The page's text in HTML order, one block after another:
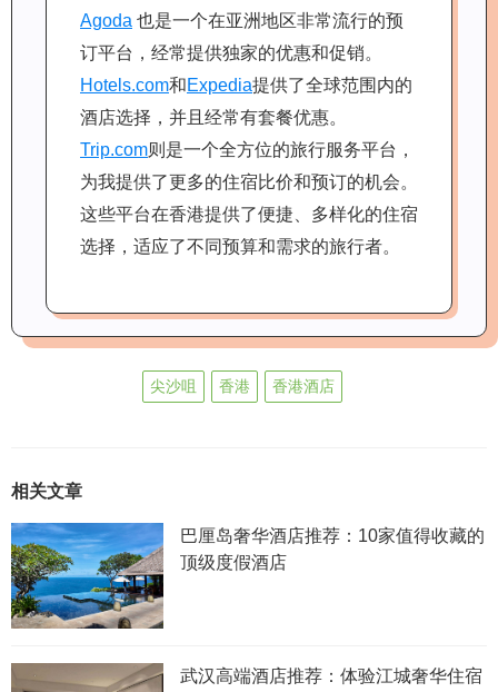
Agoda 也是一个在亚洲地区非常流行的预
订平台，经常提供独家的优惠和促销。
Hotels.com和Expedia提供了全球范围内的
酒店选择，并且经常有套餐优惠。
Trip.com则是一个全方位的旅行服务平台，
为我提供了更多的住宿比价和预订的机会。
这些平台在香港提供了便捷、多样化的住宿
选择，适应了不同预算和需求的旅行者。
尖沙咀 香港 香港酒店
相关文章
巴厘岛奢华酒店推荐：10家值得收藏的
顶级度假酒店
武汉高端酒店推荐：体验江城奢华住宿